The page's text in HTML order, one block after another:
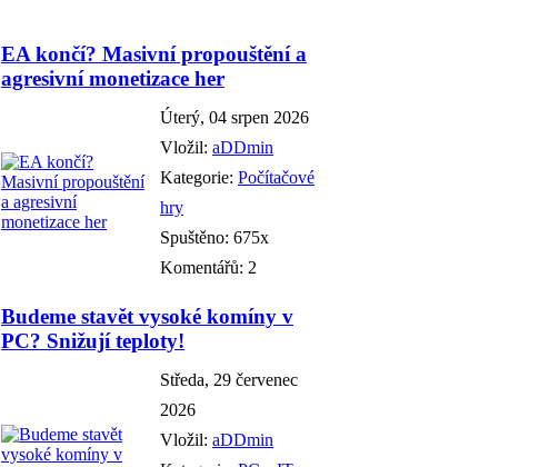
EA končí? Masivní propouštění a
agresivní monetizace her
Úterý, 04 srpen 2026
Vložil: aDDmin
Kategorie: Počítačové
hry
Spuštěno: 675x
Komentářů: 2
Budeme stavět vysoké komíny v
PC? Snižují teploty!
Středa, 29 červenec
2026
Vložil: aDDmin